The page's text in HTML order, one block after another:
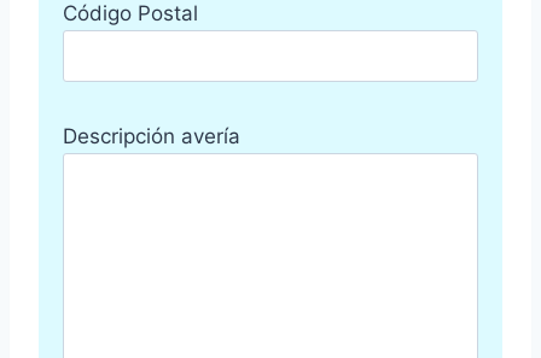
Código Postal
Descripción avería